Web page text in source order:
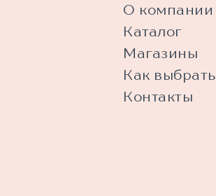
О компании
Каталог
Магазины
Как выбрать
Контакты